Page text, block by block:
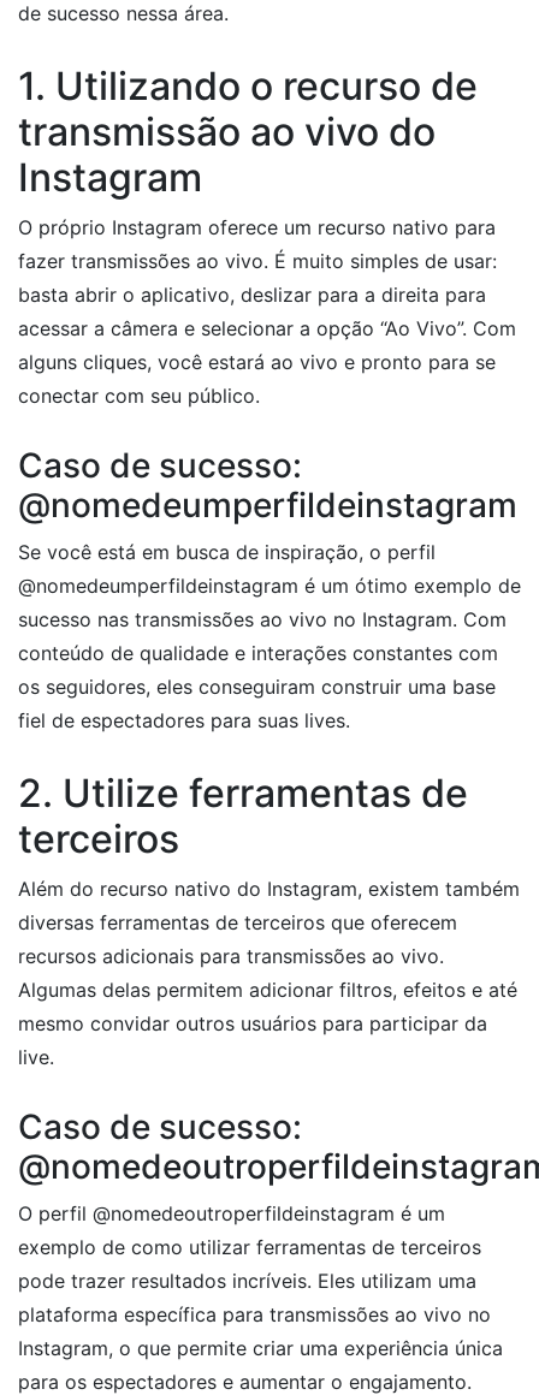
de sucesso nessa área.
1. Utilizando o recurso de
transmissão ao vivo do
Instagram
O próprio Instagram oferece um recurso nativo para
fazer transmissões ao vivo. É muito simples de usar:
basta abrir o aplicativo, deslizar para a direita para
acessar a câmera e selecionar a opção “Ao Vivo”. Com
alguns cliques, você estará ao vivo e pronto para se
conectar com seu público.
Caso de sucesso:
@nomedeumperfildeinstagram
Se você está em busca de inspiração, o perfil
@nomedeumperfildeinstagram é um ótimo exemplo de
sucesso nas transmissões ao vivo no Instagram. Com
conteúdo de qualidade e interações constantes com
os seguidores, eles conseguiram construir uma base
fiel de espectadores para suas lives.
2. Utilize ferramentas de
terceiros
Além do recurso nativo do Instagram, existem também
diversas ferramentas de terceiros que oferecem
recursos adicionais para transmissões ao vivo.
Algumas delas permitem adicionar filtros, efeitos e até
mesmo convidar outros usuários para participar da
live.
Caso de sucesso:
O perfil @nomedeoutroperfildeinstagram é um
exemplo de como utilizar ferramentas de terceiros
pode trazer resultados incríveis. Eles utilizam uma
plataforma específica para transmissões ao vivo no
Instagram, o que permite criar uma experiência única
para os espectadores e aumentar o engajamento.